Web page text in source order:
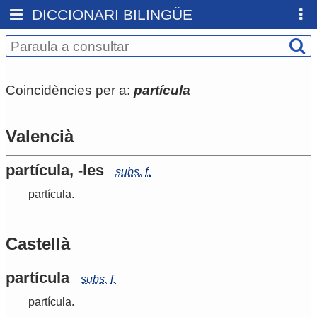
DICCIONARI BILINGÜE
Coincidències per a: partícula
Valencià
partícula, -les subs. f.
partícula.
Castellà
partícula subs. f.
partícula.